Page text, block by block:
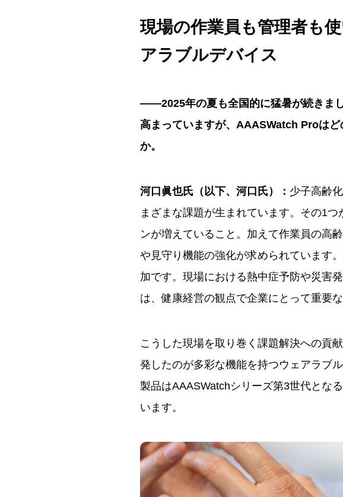
現場の作業員も管理者も
アラブルデバイス
――2025年の夏も全国的に猛暑が続きま
高まっていますが、AAASWatch Proは
か。
河口眞也氏（以下、河口氏）： 少子高齢
まざまな課題が生まれています。その1
ンが増えていること。加えて作業員の高
や見守り機能の強化が求められています
加です。現場における熱中症予防や災害
は、健康経営の観点で企業にとって重要
こうした現場を取り巻く課題解決への貢
発したのが多彩な機能を持つウェアラブ
製品はAAASWatchシリーズ第3世代とな
います。